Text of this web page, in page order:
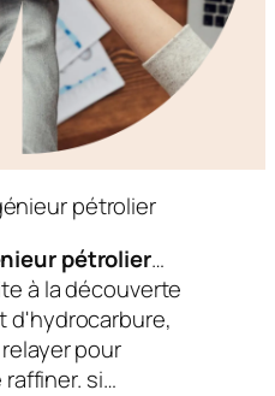
pétrolier…
à la découverte
d'hydrocarbure,
pour
si…